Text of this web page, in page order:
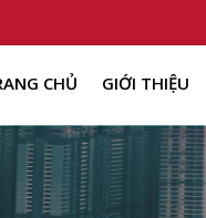
CHỦ GIỚI THIỆU